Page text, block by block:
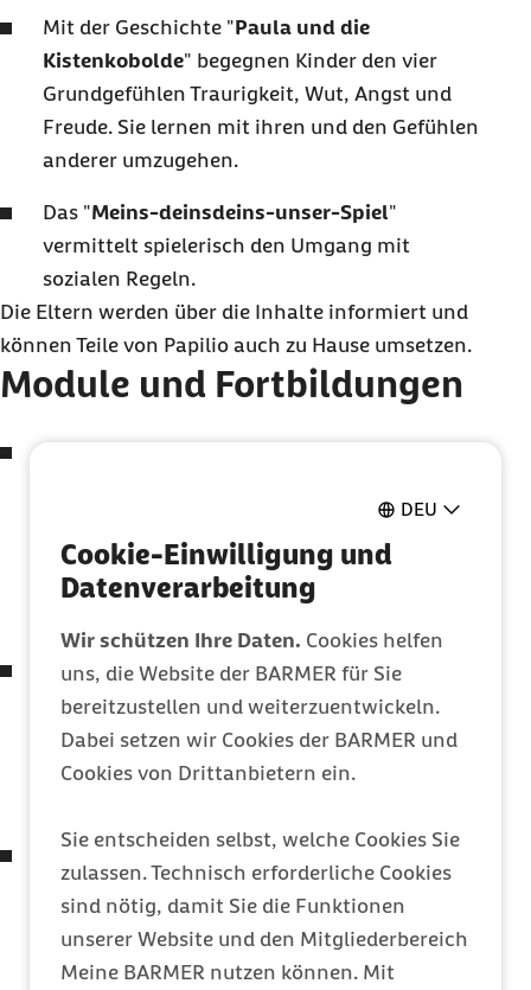
DEU
Cookie-Einwilligung und
Datenverarbeitung
Wir schützen Ihre Daten. Cookies helfen
uns, die Website der BARMER für Sie
bereitzustellen und weiterzuentwickeln.
Dabei setzen wir Cookies der BARMER und
Cookies von Drittanbietern ein.
Sie entscheiden selbst, welche Cookies Sie
zulassen. Technisch erforderliche Cookies
sind nötig, damit Sie die Funktionen
unserer Website und den Mitgliederbereich
Meine BARMER nutzen können. Mit
Mit der Geschichte "Paula und die
Kistenkobolde" begegnen Kinder den vier
Grundgefühlen Traurigkeit, Wut, Angst und
Freude. Sie lernen mit ihren und den Gefühlen
anderer umzugehen.
Das "Meins-deinsdeins-unser-Spiel"
vermittelt spielerisch den Umgang mit
sozialen Regeln.
Die Eltern werden über die Inhalte informiert und
können Teile von Papilio auch zu Hause umsetzen.
Module und Fortbildungen
Programms in der Kita. Sie erhalten eine
umfassende Fortbildung mit Supervision und
werden in einem Qualitätsverbund weiter
Papilio-ElternClub:Ergänzend können sich
Erzieherinnen und Erzieher qualifizieren, um
die Erziehungspartnerschaft zwischen Kita
und Eltern im Rahmen von Papilio-ElternClubs
Mit der Fortbildung
interkulturellen Kompetenzen stärken, damit
die Begegnung mit immigrierten und